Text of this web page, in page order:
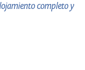
completo y